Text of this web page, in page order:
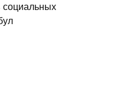
социальных